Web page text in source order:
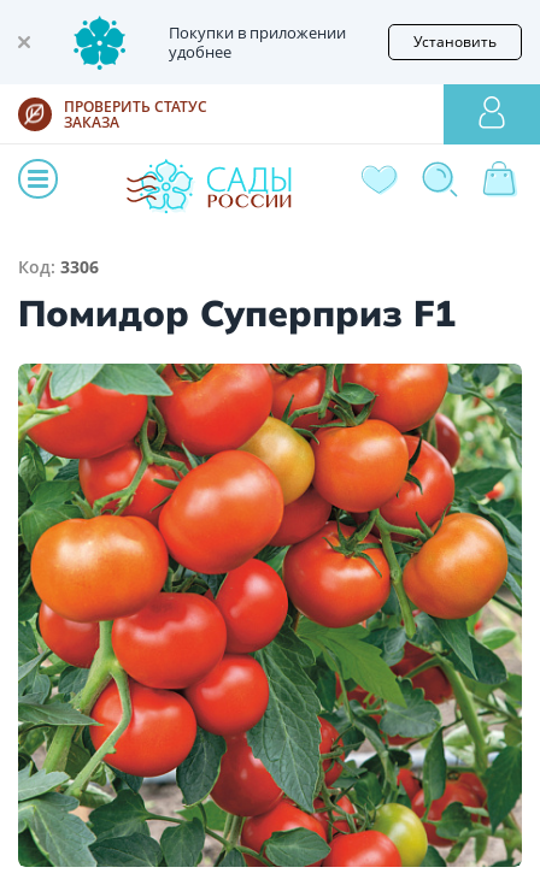
Покупки в приложении
удобнее
Установить
ПРОВЕРИТЬ СТАТУС
ЗАКАЗА
Код: 3306
Помидор Суперприз F1